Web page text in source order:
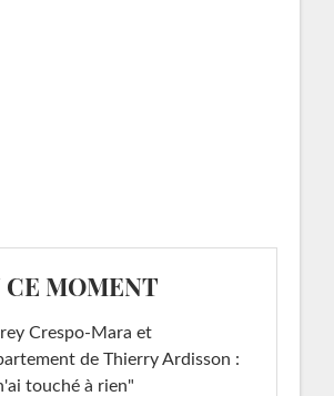
CE MOMENT
Crespo-Mara et
de Thierry Ardisson :
touché à rien"